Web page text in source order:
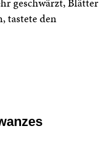
tastete den